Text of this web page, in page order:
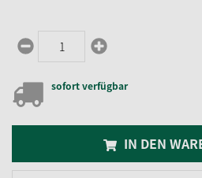
sofort verfügbar
IN DEN